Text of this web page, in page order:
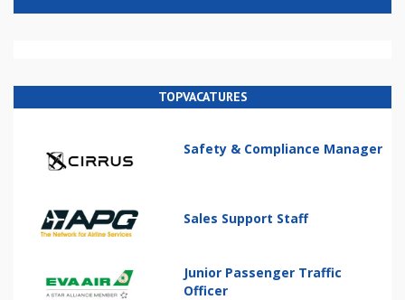
TOPVACATURES
Safety & Compliance Manager
Sales Support Staff
Junior Passenger Traffic
Officer